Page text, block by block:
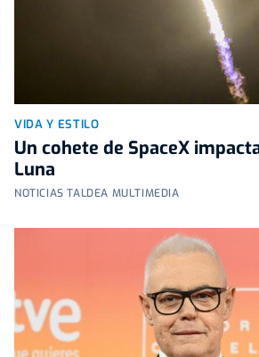
VIDA Y ESTILO
Un cohete de SpaceX
Luna
NOTICIAS TALDEA MULTIMEDIA